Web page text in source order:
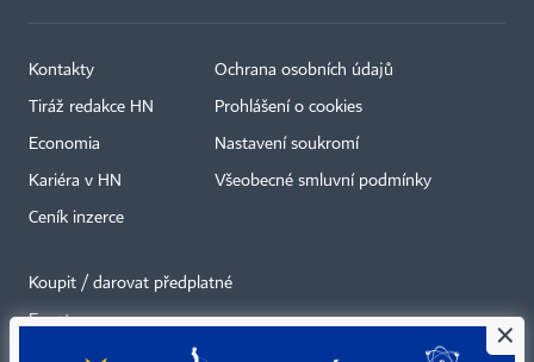
Kontakty
Tiráž redakce HN
Economia
Kariéra v HN
Ceník inzerce
Ochrana osobních údajů
Prohlášení o cookies
Nastavení soukromí
Všeobecné smluvní podmínky
Koupit / darovat předplatné
Eventy
Newslettery
×